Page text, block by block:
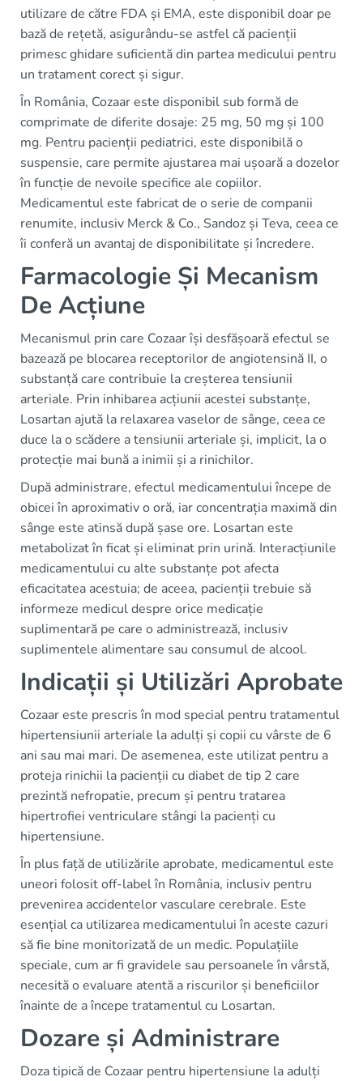
utilizare de către FDA și EMA, este disponibil doar pe
bază de rețetă, asigurându-se astfel că pacienții
primesc ghidare suficientă din partea medicului pentru
un tratament corect și sigur.
În România, Cozaar este disponibil sub formă de
comprimate de diferite dosaje: 25 mg, 50 mg și 100
mg. Pentru pacienții pediatrici, este disponibilă o
suspensie, care permite ajustarea mai ușoară a dozelor
în funcție de nevoile specifice ale copiilor.
Medicamentul este fabricat de o serie de companii
renumite, inclusiv Merck & Co., Sandoz și Teva, ceea ce
îi conferă un avantaj de disponibilitate și încredere.
Farmacologie Și Mecanism
De Acțiune
Mecanismul prin care Cozaar își desfășoară efectul se
bazează pe blocarea receptorilor de angiotensină II, o
substanță care contribuie la creșterea tensiunii
arteriale. Prin inhibarea acțiunii acestei substanțe,
Losartan ajută la relaxarea vaselor de sânge, ceea ce
duce la o scădere a tensiunii arteriale și, implicit, la o
protecție mai bună a inimii și a rinichilor.
După administrare, efectul medicamentului începe de
obicei în aproximativ o oră, iar concentrația maximă din
sânge este atinsă după șase ore. Losartan este
metabolizat în ficat și eliminat prin urină. Interacțiunile
medicamentului cu alte substanțe pot afecta
eficacitatea acestuia; de aceea, pacienții trebuie să
informeze medicul despre orice medicație
suplimentară pe care o administrează, inclusiv
suplimentele alimentare sau consumul de alcool.
Indicații și Utilizări Aprobate
Cozaar este prescris în mod special pentru tratamentul
hipertensiunii arteriale la adulți și copii cu vârste de 6
ani sau mai mari. De asemenea, este utilizat pentru a
proteja rinichii la pacienții cu diabet de tip 2 care
prezintă nefropatie, precum și pentru tratarea
hipertrofiei ventriculare stângi la pacienți cu
hipertensiune.
În plus față de utilizările aprobate, medicamentul este
uneori folosit off-label în România, inclusiv pentru
prevenirea accidentelor vasculare cerebrale. Este
esențial ca utilizarea medicamentului în aceste cazuri
să fie bine monitorizată de un medic. Populațiile
speciale, cum ar fi gravidele sau persoanele în vârstă,
necesită o evaluare atentă a riscurilor și beneficiilor
înainte de a începe tratamentul cu Losartan.
Dozare și Administrare
Doza tipică de Cozaar pentru hipertensiune la adulți